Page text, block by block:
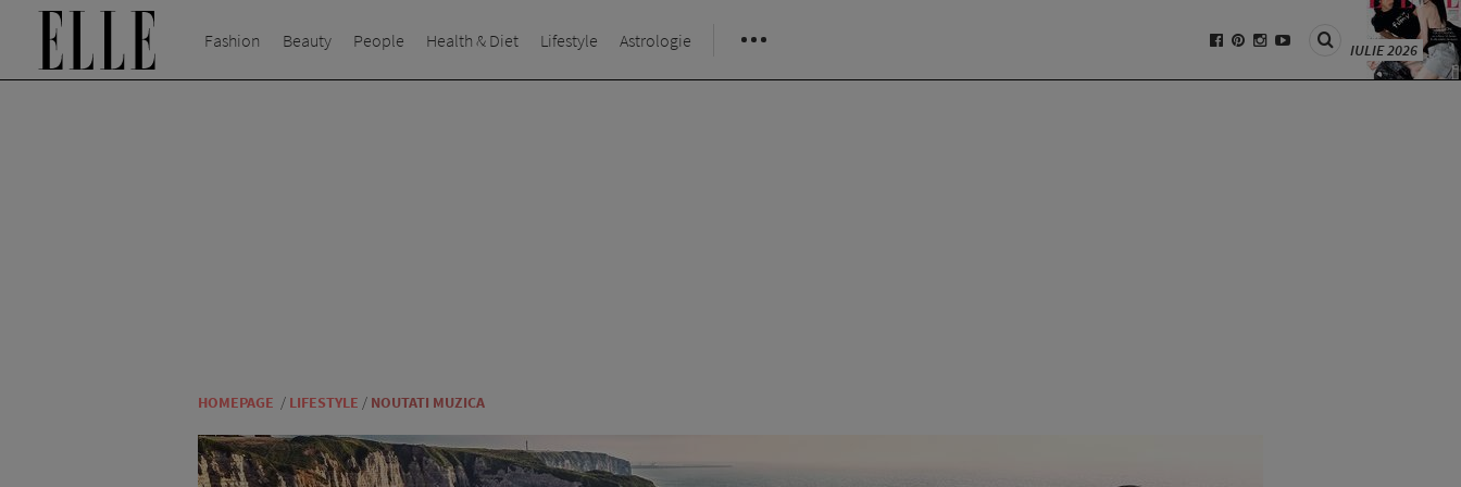
Fashion Beauty People Health & Diet Lifestyle Astrologie IULIE 2026
HOMEPAGE / LIFESTYLE / NOUTATI MUZICA